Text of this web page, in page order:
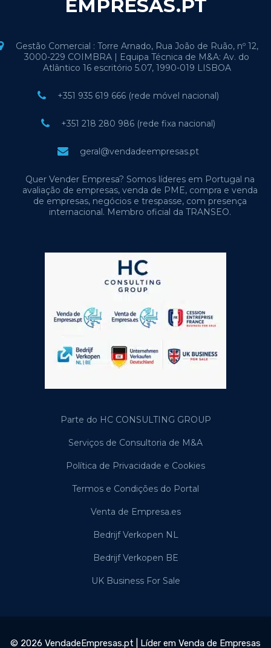
EMPRESAS.PT
Gestão Comercial : Torre Arnado, Rua João de Ruão, nº 12,
3000-229 COIMBRA | Equipa Técnica de M&A: Av. do
Atlântico 16 escritório 5.07, 1990-019 LISBOA
+351 935 619 666 (rede móvel nacional)
+351 218 280 986 (rede fixa nacional)
geral@vendadeempresas.pt
Quer Vender Empresa? Somos líderes em Portugal na
avaliação de empresas, venda de PME, compra e venda
de empresas, negócios e trespasse, com presença
internacional. Membro oficial da TRANSEO.
Parte do HC CONSULTING GROUP
Serviços de Consultoria de M&A
Política de Privacidade e Cookies
Termos e Condições do Portal
Venta de Empresa.es
Bedrijf Verkopen NL
Bedrijf Verkopen BE
UK Business For Sale
© 2026 VendadeEmpresas.pt | Líder em Venda de Empresas